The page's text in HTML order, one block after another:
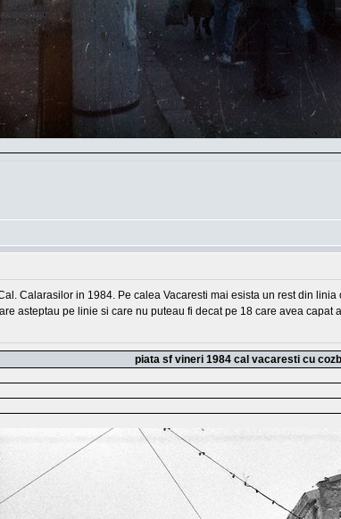
Calarasilor in 1984. Pe calea Vacaresti mai esista un rest din
asteptau pe linie si care nu puteau fi decat pe 18 care avea capat
piata sf vineri 1984 cal vacaresti cu